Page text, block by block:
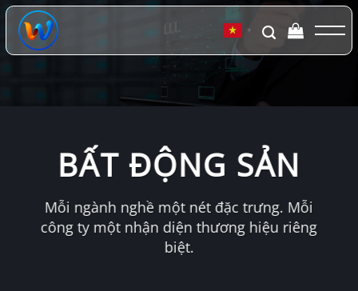
Chuyển
đến
dung
▼
BẤT ĐỘNG SẢN
Mỗi ngành nghề một nét đặc trưng. Mỗi
công ty một nhận diện thương hiệu riêng
biệt.